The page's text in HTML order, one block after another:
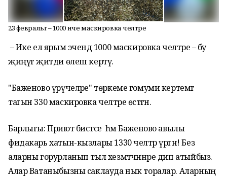
23 февральгә – 1000 нче маскировка челтәре
– Ике ел ярым эчендә 1000 маскировка челтәре – бу
җиңүгә җитди өлеш кертү.
"Баженово үрүчеләре" төркеме гомуми кертемгә
тагын 330 маскировка челтәре өстәгән.
Барлыгы: Приют бистәсе һәм Баженово авылы
фидакарь хатын-кызлары 1330 челтәр үргән! Без
аларны горурланып тыл хезмәтчәннәре дип атыйбыз.
Алар Ватаныбызны саклауда нык торалар. Аларның